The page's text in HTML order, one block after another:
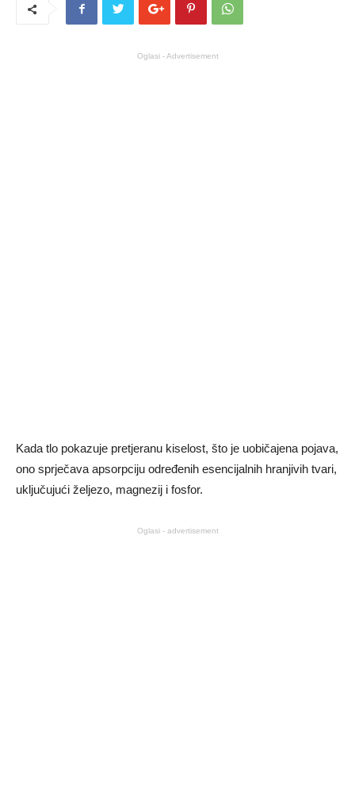
Oglasi - Advertisement
Kada tlo pokazuje pretjeranu kiselost, što je uobičajena pojava,
ono sprječava apsorpciju određenih esencijalnih hranjivih tvari,
uključujući željezo, magnezij i fosfor.
Oglasi - advertisement